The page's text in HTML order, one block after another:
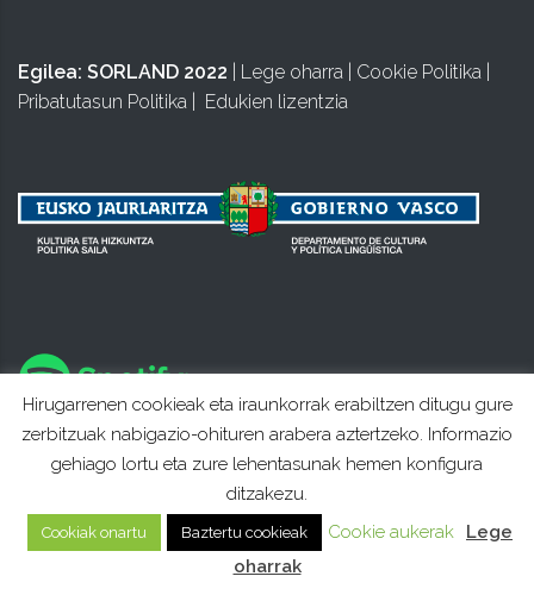
Egilea: SORLAND 2022 Lege oharra Cookie Politika
Pribatutasun Politika
Edukien lizentzia
Hirugarrenen cookieak eta iraunkorrak erabiltzen ditugu gure
zerbitzuak nabigazio-ohituren arabera aztertzeko. Informazio
gehiago lortu eta zure lehentasunak hemen konfigura
ditzakezu.
Cookiak onartu Baztertu cookieak Cookie aukerak
Lege
oharrak